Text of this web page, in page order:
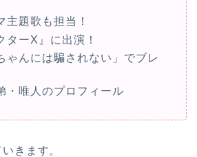
主題歌も担当！
ターX』に出演！
ゃんには騙されない」でブレ
・唯人のプロフィール
きます。